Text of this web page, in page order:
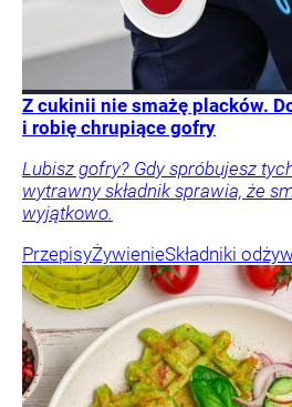
Z cukinii nie smażę placków.
i robię chrupiące gofry
Lubisz gofry? Gdy spróbujesz
wytrawny składnik sprawia, że
wyjątkowo.
PrzepisyŻywienieSkładniki